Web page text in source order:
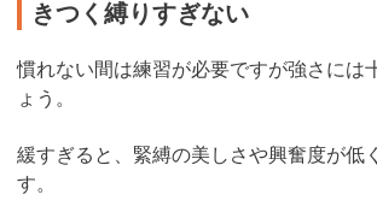
きつく縛りすぎない
慣れない間は練習が必要ですが強さには
ょう。
緩すぎると、緊縛の美しさや興奮度が低
す。